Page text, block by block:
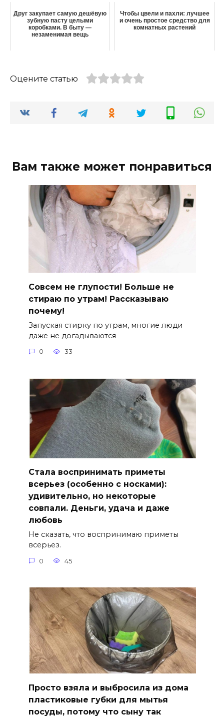
Друг закупает самую дешёвую
зубную пасту целыми
коробками. В быту —
незаменимая вещь
Чтобы цвели и пахли: лучшее
и очень простое средство для
комнатных растений
Оцените статью
Вам также может понравиться
Совсем не глупости! Больше не
стираю по утрам! Рассказываю
почему!
Запуская стирку по утрам, многие люди
даже не догадываются
0 33
Стала воспринимать приметы
всерьез (особенно с носками):
удивительно, но некоторые
совпали. Деньги, удача и даже
любовь
Не сказать, что воспринимаю приметы
всерьез.
0 45
Просто взяла и выбросила из дома
пластиковые губки для мытья
посуды, потому что сыну так